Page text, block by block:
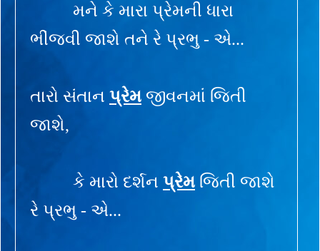
મને કે મારા પ્રેમની ધારા
ભીંજવી જાશે તને રે પ્રભુ - એ...
તારો સંતાન પ્રેમ જીવનમાં જિતી
જાશે,
કે મારો દર્શન પ્રેમ જિતી જાશે
રે પ્રભુ - એ...